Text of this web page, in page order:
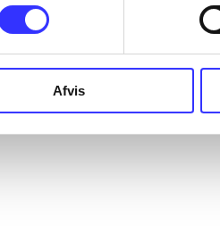
Afvis
...
...